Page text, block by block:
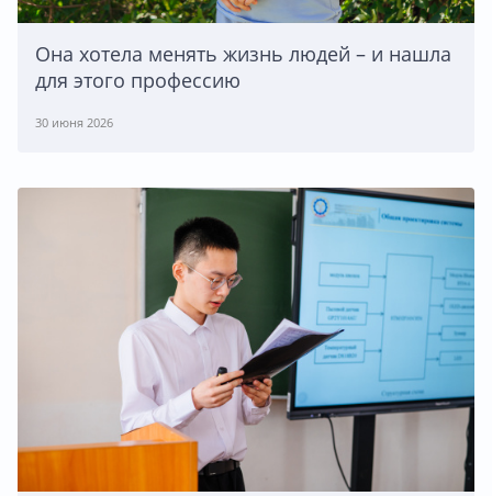
Она хотела менять жизнь людей – и нашла
для этого профессию
30 июня 2026